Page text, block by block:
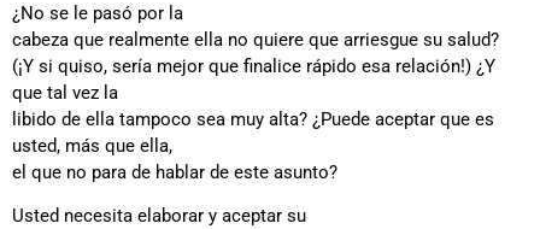
¿No se le pasó por la
cabeza que realmente ella no quiere que arriesgue su salud?
(¡Y si quiso, sería mejor que finalice rápido esa relación!) ¿Y
que tal vez la
libido de ella tampoco sea muy alta? ¿Puede aceptar que es
usted, más que ella,
el que no para de hablar de este asunto?
Usted necesita elaborar y aceptar su